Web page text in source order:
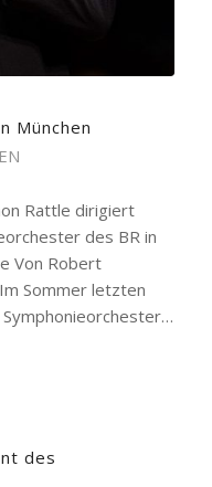
München
Rattle dirigiert
des BR in
Von Robert
Sommer letzten
des